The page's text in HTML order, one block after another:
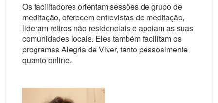
Os facilitadores orientam sessões de grupo de
meditação, oferecem entrevistas de meditação,
lideram retiros não residenciais e apoiam as suas
comunidades locais. Eles também facilitam os
programas Alegria de Viver, tanto pessoalmente
quanto online.